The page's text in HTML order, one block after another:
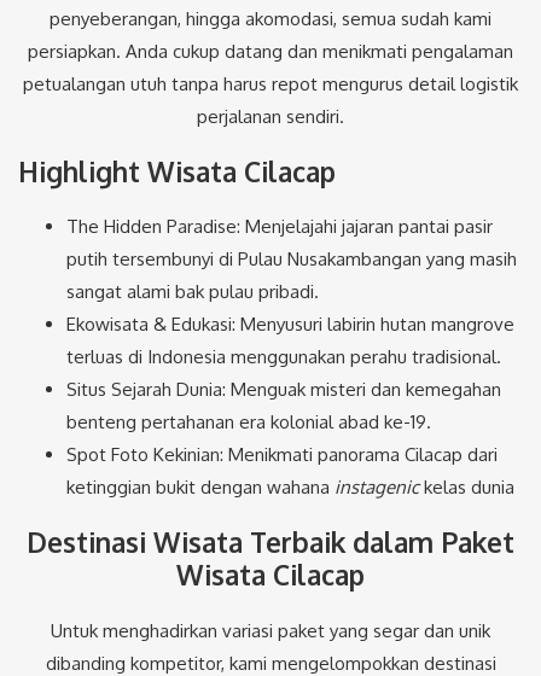
penyeberangan, hingga akomodasi, semua sudah kami
persiapkan. Anda cukup datang dan menikmati pengalaman
petualangan utuh tanpa harus repot mengurus detail logistik
perjalanan sendiri.
Highlight Wisata Cilacap
The Hidden Paradise: Menjelajahi jajaran pantai pasir
putih tersembunyi di Pulau Nusakambangan yang masih
sangat alami bak pulau pribadi.
Ekowisata & Edukasi: Menyusuri labirin hutan mangrove
terluas di Indonesia menggunakan perahu tradisional.
Situs Sejarah Dunia: Menguak misteri dan kemegahan
benteng pertahanan era kolonial abad ke-19.
Spot Foto Kekinian: Menikmati panorama Cilacap dari
ketinggian bukit dengan wahana instagenickelas dunia
Destinasi Wisata Terbaik dalam Paket
Wisata Cilacap
Untuk menghadirkan variasi paket yang segar dan unik
dibanding kompetitor, kami mengelompokkan destinasi